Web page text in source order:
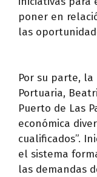
poner en
las
Por su parte,
Portuaria,
Puerto de Las
económica
cualificados”.
el sistema
las demandas